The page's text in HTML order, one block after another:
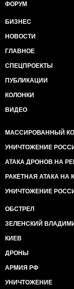
ФОРУМ
БИЗНЕС
НОВОСТИ
ГЛАВНОЕ
СПЕЦПРОЕКТЫ
ПУБЛИКАЦИИ
КОЛОНКИ
ВИДЕО
МАССИРОВАННЫЙ
УНИЧТОЖЕНИЕ
АТАКА ДРОНОВ НА
РАКЕТНАЯ АТАКА НА
УНИЧТОЖЕНИЕ
ОБСТРЕЛ
ЗЕЛЕНСКИЙ
КИЕВ
ДРОНЫ
АРМИЯ РФ
УНИЧТОЖЕНИЕ